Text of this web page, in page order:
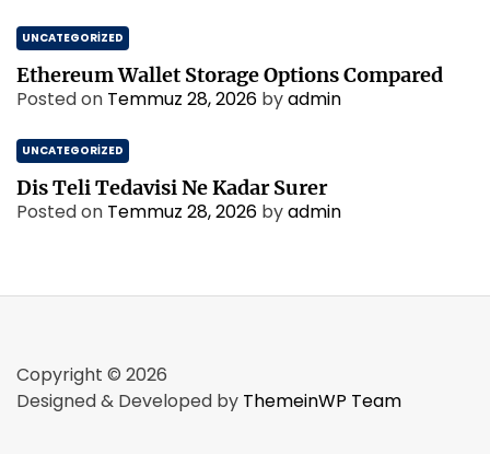
UNCATEGORIZED
Ethereum Wallet Storage Options Compared
Posted on Temmuz 28, 2026 byadmin
UNCATEGORIZED
Dis Teli Tedavisi Ne Kadar Surer
Posted on Temmuz 28, 2026 byadmin
Copyright © 2026
Designed & Developed by ThemeinWP Team